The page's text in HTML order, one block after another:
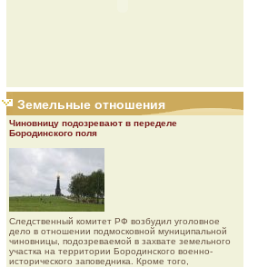
Земельные отношения
Чиновницу подозревают в переделе
Бородинского поля
Следственный комитет РФ возбудил уголовное
дело в отношении подмосковной муниципальной
чиновницы, подозреваемой в захвате земельного
участка на территории Бородинского военно-
исторического заповедника. Кроме того,